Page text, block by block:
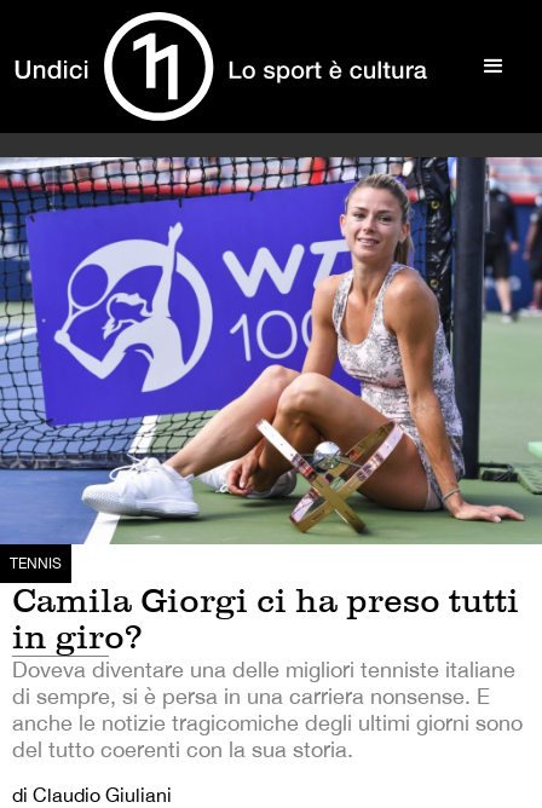
TENNIS
Camila Giorgi ci ha preso tutti
in giro?
Doveva diventare una delle migliori tenniste italiane
di sempre, si è persa in una carriera nonsense. E
anche le notizie tragicomiche degli ultimi giorni sono
del tutto coerenti con la sua storia.
di Claudio Giuliani